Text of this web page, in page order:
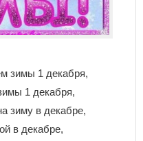
зимы 1 декабря,
1 декабря,
зиму в декабре,
в декабре,